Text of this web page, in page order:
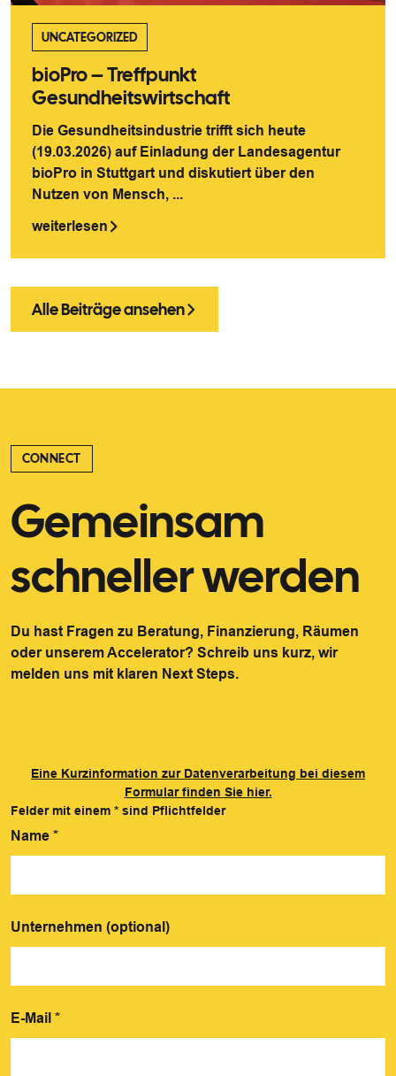
UNCATEGORIZED
bioPro – Treffpunkt
Gesundheitswirtschaft
Die Gesundheitsindustrie trifft sich heute
(19.03.2026) auf Einladung der Landesagentur
bioPro in Stuttgart und diskutiert über den
Nutzen von Mensch, ...
weiterlesen
Alle Beiträge ansehen
CONNECT
Gemeinsam
schneller werden
Du hast Fragen zu Beratung, Finanzierung, Räumen
oder unserem Accelerator? Schreib uns kurz, wir
melden uns mit klaren Next Steps.
Eine Kurzinformation zur Datenverarbeitung bei diesem
Formular finden Sie hier.
Felder mit einem * sind Pflichtfelder
Name *
Unternehmen (optional)
E-Mail *